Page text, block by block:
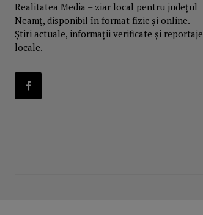
Realitatea Media – ziar local pentru județul
Neamț, disponibil în format fizic și online.
Știri actuale, informații verificate și reportaje
locale.